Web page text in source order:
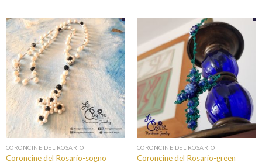
CORONCINE DEL ROSARIO
Coroncine del Rosario-sogno
CORONCINE DEL ROSARIO
Coroncine del Rosario-green